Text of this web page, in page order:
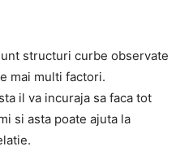
structuri curbe observate
mai multi factori.
il va incuraja sa faca tot
si asta poate ajuta la